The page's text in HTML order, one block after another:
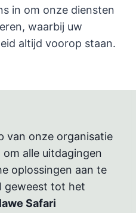
in om onze diensten
waarbij uw
altijd voorop staan.
van onze organisatie
alle uitdagingen
oplossingen aan te
geweest tot het
Safari